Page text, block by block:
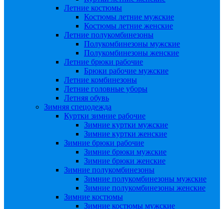
Летние костюмы
Костюмы летние мужские
Костюмы летние женские
Летние полукомбинезоны
Полукомбинезоны мужские
Полукомбинезоны женские
Летние брюки рабочие
Брюки рабочие мужские
Летние комбинезоны
Летние головные уборы
Летняя обувь
Зимняя спецодежда
Куртки зимние рабочие
Зимние куртки мужские
Зимние куртки женские
Зимние брюки рабочие
Зимние брюки мужские
Зимние брюки женские
Зимние полукомбинезоны
Зимние полукомбинезоны мужские
Зимние полукомбинезоны женские
Зимние костюмы
Зимние костюмы мужские